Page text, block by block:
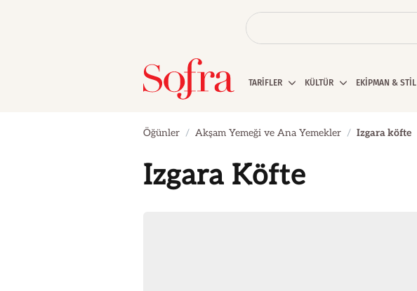
TARİFLER KÜLTÜR EKİPMAN & STİL
Öğünler Akşam Yemeği ve Ana Yemekler Izgara köfte
Izgara Köfte